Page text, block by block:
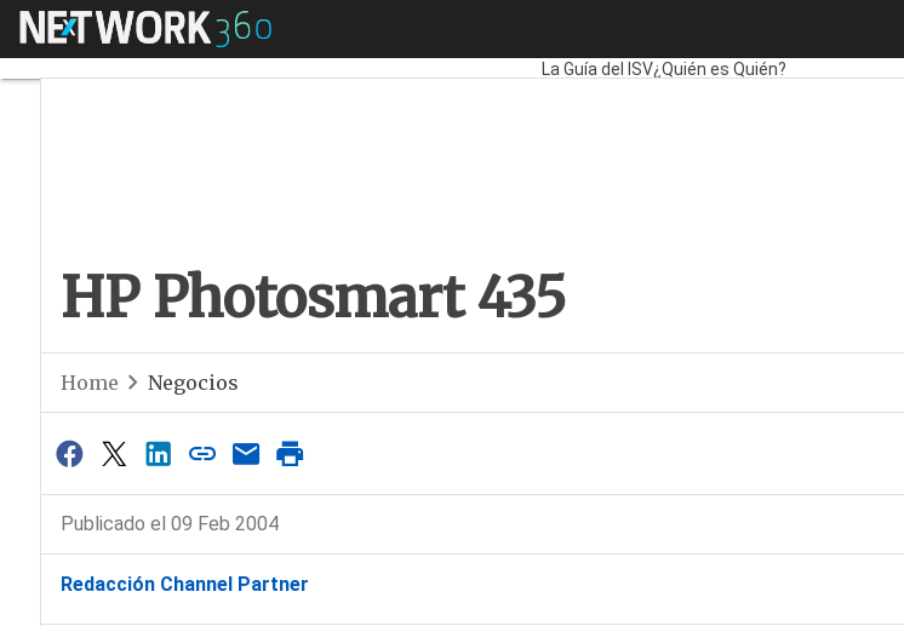
Menú
La Guía del ISV¿Quién es Quién?
HP Photosmart 435
Home Negocios
Publicado el 09 Feb 2004
Redacción Channel Partner